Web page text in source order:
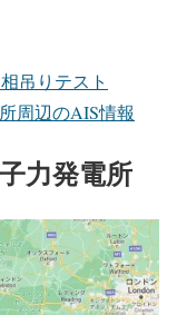
吊りテスト
周辺のAIS情報
力発電所